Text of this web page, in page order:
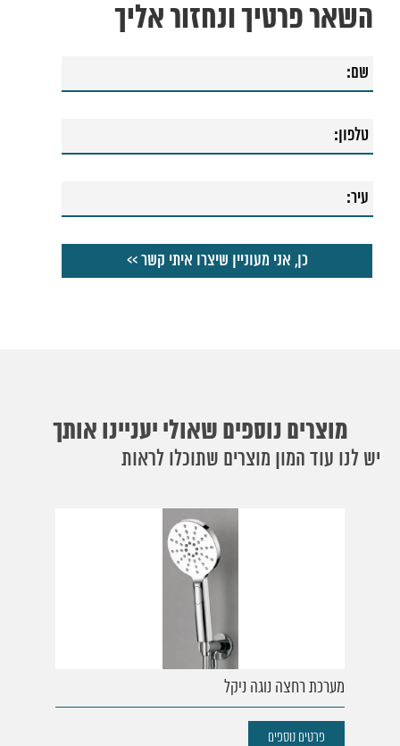
השאר פרטיך ונחזור אליך
מוצרים נוספים שאולי יעניינו אותך
יש לנו עוד המון מוצרים שתוכלו לראות
מערכת רחצה נוגה ניקל
פרטים נוספים